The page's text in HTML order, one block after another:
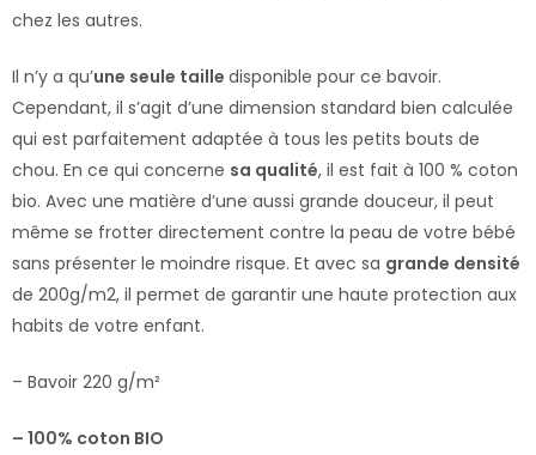
chez les autres.
Il n’y a qu’une seule taille disponible pour ce bavoir.
Cependant, il s’agit d’une dimension standard bien calculée
qui est parfaitement adaptée à tous les petits bouts de
chou. En ce qui concerne sa qualité, il est fait à 100 % coton
bio. Avec une matière d’une aussi grande douceur, il peut
même se frotter directement contre la peau de votre bébé
sans présenter le moindre risque. Et avec sa grande densité
de 200g/m2, il permet de garantir une haute protection aux
habits de votre enfant.
– Bavoir 220 g/m²
– 100% coton BIO